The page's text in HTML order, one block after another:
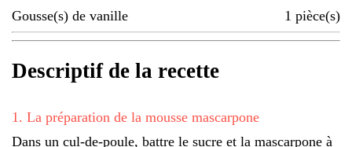
Gousse(s) de vanille 1 pièce(s)
Descriptif de la recette
1 . La préparation de la mousse mascarpone
Dans un cul-de-poule, battre le sucre et la mascarpone à